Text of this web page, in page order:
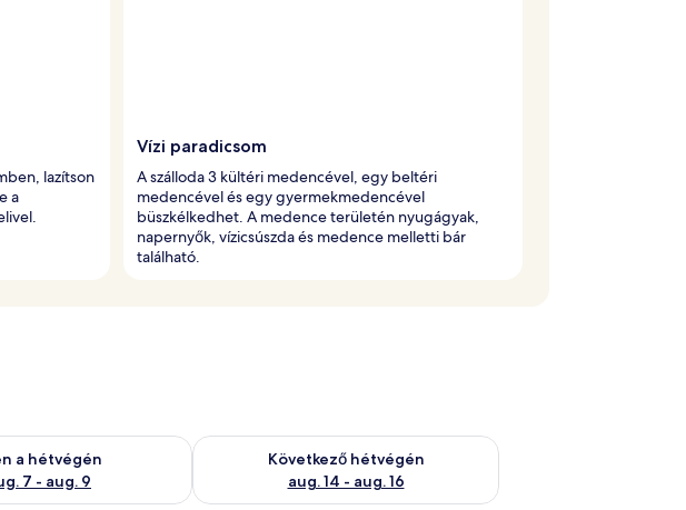
lazítson
a
Vízi paradicsom
A szálloda 3 kültéri medencével, egy beltéri
medencével és egy gyermekmedencével
büszkélkedhet. A medence területén nyugágyak,
napernyők, vízicsúszda és medence melletti bár
található.
9
a hétvégén
7 - aug. 9
rendelkezésre állás ellenőrzése: aug. 7 - aug. 9
Következő hétvégén
aug. 14 - aug. 16
A következő hétvégi rendelkezésre állás ellenőrzése: aug. 14 -